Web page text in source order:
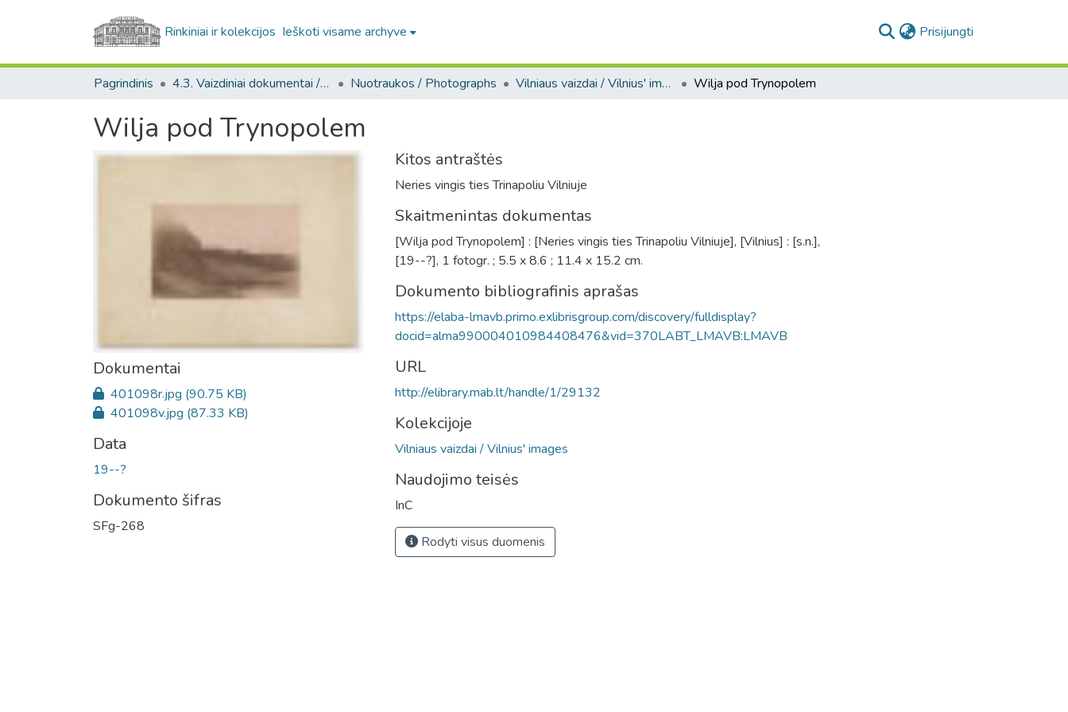
Rinkiniai ir kolekcijos Ieškoti visame archyve Prisijungti
Pagrindinis 4.3. Vaizdiniai dokumentai / Visual documents Nuotraukos / Photographs Vilniaus vaizdai / Vilnius' images Wilja pod Trynopolem
Wilja pod Trynopolem
Dokumentai
401098r.jpg (90.75 KB)
401098v.jpg (87.33 KB)
Data
19--?
Dokumento šifras
SFg-268
Kitos antraštės
Neries vingis ties Trinapoliu Vilniuje
Skaitmenintas dokumentas
[Wilja pod Trynopolem] : [Neries vingis ties Trinapoliu Vilniuje], [Vilnius] : [s.n.],
[19--?], 1 fotogr. ; 5.5 x 8.6 ; 11.4 x 15.2 cm.
Dokumento bibliografinis aprašas
https://elaba-lmavb.primo.exlibrisgroup.com/discovery/fulldisplay?
docid=alma990004010984408476&vid=370LABT_LMAVB:LMAVB
URL
http://elibrary.mab.lt/handle/1/29132
Kolekcijoje
Vilniaus vaizdai / Vilnius' images
Naudojimo teisės
InC
Rodyti visus duomenis